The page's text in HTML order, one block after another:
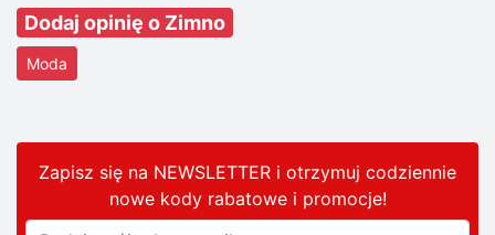
Dodaj opinię o Zimno
Moda
Zapisz się na NEWSLETTER i otrzymuj codziennie
nowe kody rabatowei promocje!